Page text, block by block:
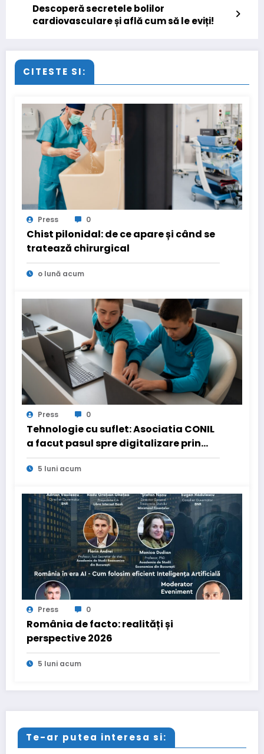
Descoperă secretele bolilor
cardiovasculare și află cum să le eviți!
CITESTE SI:
Press 0
Chist pilonidal: de ce apare și când se
tratează chirurgical
o lună acum
Press 0
Tehnologie cu suflet: Asociatia CONIL
a facut pasul spre digitalizare prin
PNRR pentru a fi mai aproape de copiii
cu nevoi speciale
5 luni acum
Press 0
România de facto: realități și
perspective 2026
5 luni acum
Te-ar putea interesa si: